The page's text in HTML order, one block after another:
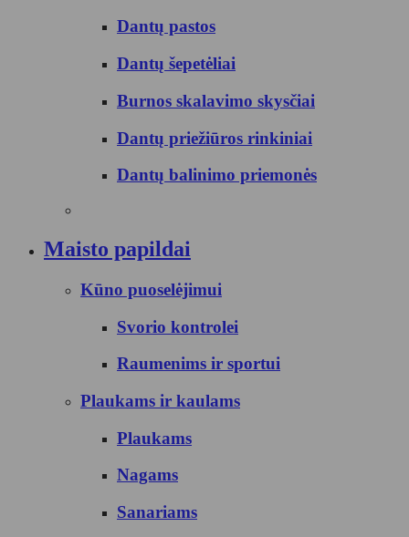
Dantų pastos
Dantų šepetėliai
Burnos skalavimo skysčiai
Dantų priežiūros rinkiniai
Dantų balinimo priemonės
Maisto papildai
Kūno puoselėjimui
Svorio kontrolei
Raumenims ir sportui
Plaukams ir kaulams
Plaukams
Nagams
Sanariams